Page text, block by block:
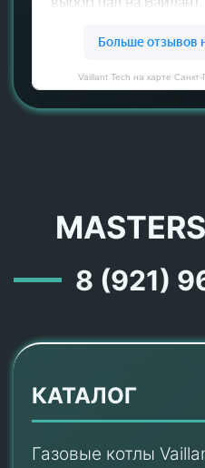
Vaillant Tech на карте
8 (921)
КАТАЛОГ
Газовые котлы